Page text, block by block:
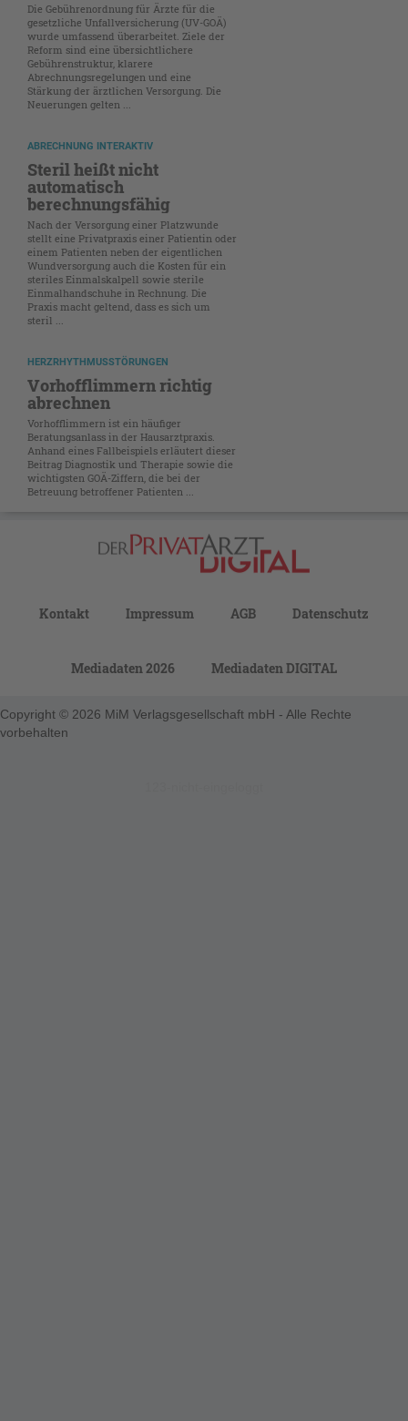
Die Gebührenordnung für Ärzte für die
gesetzliche Unfallversicherung (UV-GOÄ)
wurde umfassend überarbeitet. Ziele der
Reform sind eine übersichtlichere
Gebührenstruktur, klarere
Abrechnungsregelungen und eine
Stärkung der ärztlichen Versorgung. Die
Neuerungen gelten ...
ABRECHNUNG INTERAKTIV
Steril heißt nicht
automatisch
berechnungsfähig
Nach der Versorgung einer Platzwunde
stellt eine Privatpraxis einer Patientin oder
einem Patienten neben der eigentlichen
Wundversorgung auch die Kosten für ein
steriles Einmalskalpell sowie sterile
Einmalhandschuhe in Rechnung. Die
Praxis macht geltend, dass es sich um
steril ...
HERZRHYTHMUSSTÖRUNGEN
Vorhofflimmern richtig
abrechnen
Vorhofflimmern ist ein häufiger
Beratungsanlass in der Hausarztpraxis.
Anhand eines Fallbeispiels erläutert dieser
Beitrag Diagnostik und Therapie sowie die
wichtigsten GOÄ-Ziffern, die bei der
Betreuung betroffener Patienten ...
Kontakt Impressum AGB Datenschutz
Mediadaten 2026 Mediadaten DIGITAL
Copyright © 2026 MiM Verlagsgesellschaft mbH - Alle Rechte
vorbehalten